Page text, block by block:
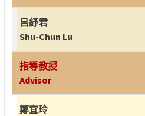
呂紓君
Shu-Chun Lu
指導教授
Advisor
鄭宜玲